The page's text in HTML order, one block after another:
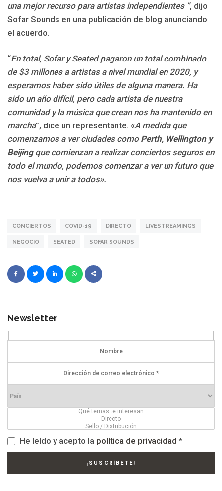
una mejor recurso para artistas independientes ”, dijo
Sofar Sounds en una publicación de blog anunciando
el acuerdo.
“En total, Sofar y Seated pagaron un total combinado
de $3 millones a artistas a nivel mundial en 2020, y
esperamos haber sido útiles de alguna manera. Ha
sido un año difícil, pero cada artista de nuestra
comunidad y la música que crean nos ha mantenido en
marcha”, dice un representante. «A medida que
comenzamos a ver ciudades como Perth, Wellington y
Beijingque comienzan a realizar conciertos seguros en
todo el mundo, podemos comenzar a ver un futuro que
nos vuelva a unir a todos».
CONCIERTOS COVID-19 DIRECTO LIVESTREAMINGS
NEGOCIO SEATED SOFAR SOUNDS
Newsletter
He leído y acepto la política de privacidad *